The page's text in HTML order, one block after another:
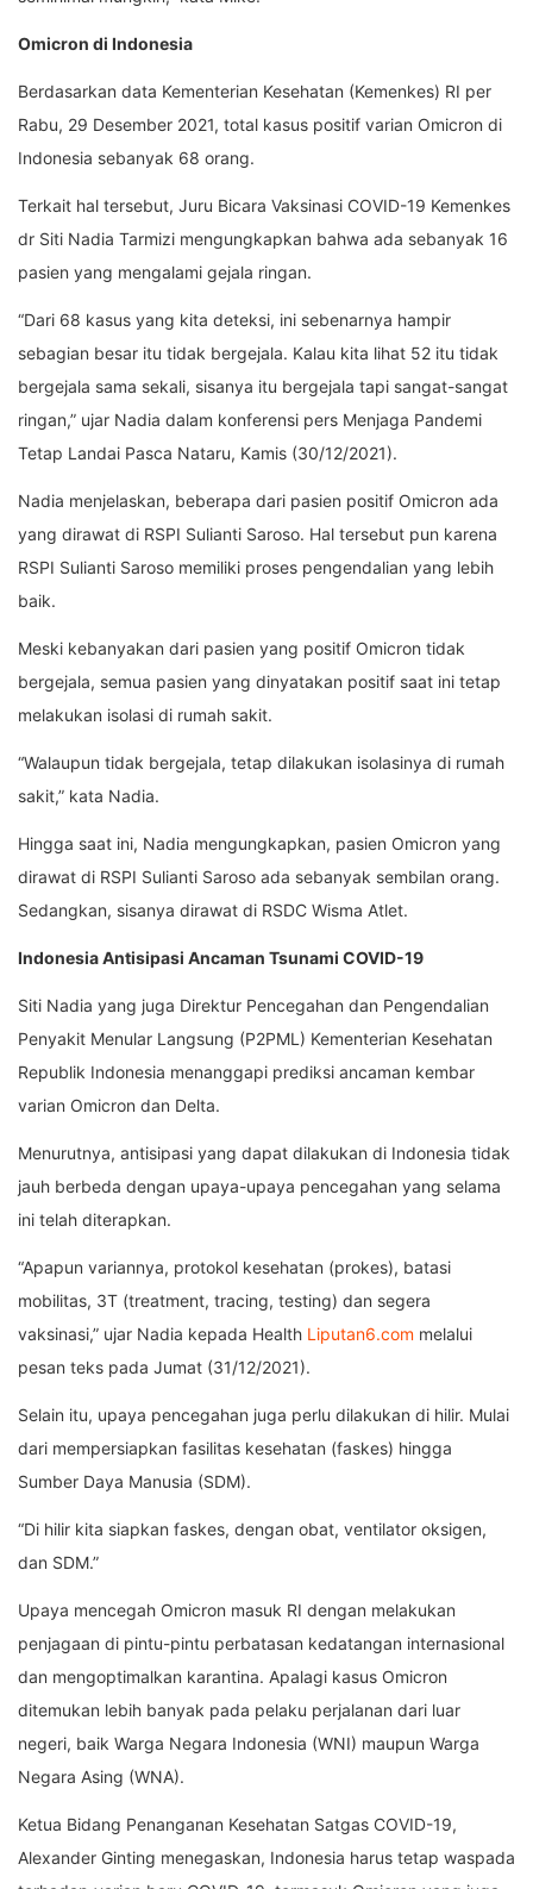
Omicron di Indonesia
Berdasarkan data Kementerian Kesehatan (Kemenkes) RI per
Rabu, 29 Desember 2021, total kasus positif varian Omicron di
Indonesia sebanyak 68 orang.
Terkait hal tersebut, Juru Bicara Vaksinasi COVID-19 Kemenkes
dr Siti Nadia Tarmizi mengungkapkan bahwa ada sebanyak 16
pasien yang mengalami gejala ringan.
“Dari 68 kasus yang kita deteksi, ini sebenarnya hampir
sebagian besar itu tidak bergejala. Kalau kita lihat 52 itu tidak
bergejala sama sekali, sisanya itu bergejala tapi sangat-sangat
ringan,” ujar Nadia dalam konferensi pers Menjaga Pandemi
Tetap Landai Pasca Nataru, Kamis (30/12/2021).
Nadia menjelaskan, beberapa dari pasien positif Omicron ada
yang dirawat di RSPI Sulianti Saroso. Hal tersebut pun karena
RSPI Sulianti Saroso memiliki proses pengendalian yang lebih
baik.
Meski kebanyakan dari pasien yang positif Omicron tidak
bergejala, semua pasien yang dinyatakan positif saat ini tetap
melakukan isolasi di rumah sakit.
“Walaupun tidak bergejala, tetap dilakukan isolasinya di rumah
sakit,” kata Nadia.
Hingga saat ini, Nadia mengungkapkan, pasien Omicron yang
dirawat di RSPI Sulianti Saroso ada sebanyak sembilan orang.
Sedangkan, sisanya dirawat di RSDC Wisma Atlet.
Indonesia Antisipasi Ancaman Tsunami COVID-19
Siti Nadia yang juga Direktur Pencegahan dan Pengendalian
Penyakit Menular Langsung (P2PML) Kementerian Kesehatan
Republik Indonesia menanggapi prediksi ancaman kembar
varian Omicron dan Delta.
Menurutnya, antisipasi yang dapat dilakukan di Indonesia tidak
jauh berbeda dengan upaya-upaya pencegahan yang selama
ini telah diterapkan.
“Apapun variannya, protokol kesehatan (prokes), batasi
mobilitas, 3T (treatment, tracing, testing) dan segera
vaksinasi,” ujar Nadia kepada Health Liputan6.com melalui
pesan teks pada Jumat (31/12/2021).
Selain itu, upaya pencegahan juga perlu dilakukan di hilir. Mulai
dari mempersiapkan fasilitas kesehatan (faskes) hingga
Sumber Daya Manusia (SDM).
“Di hilir kita siapkan faskes, dengan obat, ventilator oksigen,
dan SDM.”
Upaya mencegah Omicron masuk RI dengan melakukan
penjagaan di pintu-pintu perbatasan kedatangan internasional
dan mengoptimalkan karantina. Apalagi kasus Omicron
ditemukan lebih banyak pada pelaku perjalanan dari luar
negeri, baik Warga Negara Indonesia (WNI) maupun Warga
Negara Asing (WNA).
Ketua Bidang Penanganan Kesehatan Satgas COVID-19,
Alexander Ginting menegaskan, Indonesia harus tetap waspada